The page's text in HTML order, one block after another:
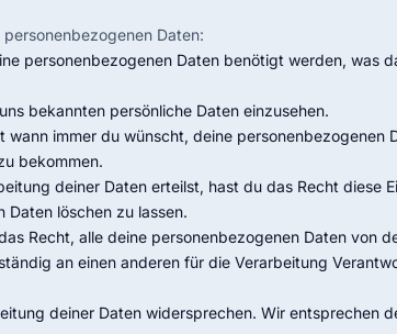
Daten:
personenbezogenen Daten benötigt werden, was
bekannten persönliche Daten einzusehen.
wann immer du wünscht, deine personenbezogenen
bekommen.
deiner Daten erteilst, hast du das Recht diese
löschen zu lassen.
Recht, alle deine personenbezogenen Daten von
an einen anderen für die Verarbeitung
deiner Daten widersprechen. Wir entsprechen